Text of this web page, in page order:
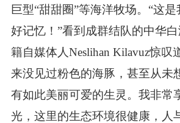
巨型“甜甜圈”等海洋牧场。“这
好记忆！”看到成群结队的中华
籍自媒体人Neslihan Kilavuz惊叹
来没见过粉色的海豚，甚至从未
有如此美丽可爱的生灵。我非常
光，这里的生态环境很健康，人